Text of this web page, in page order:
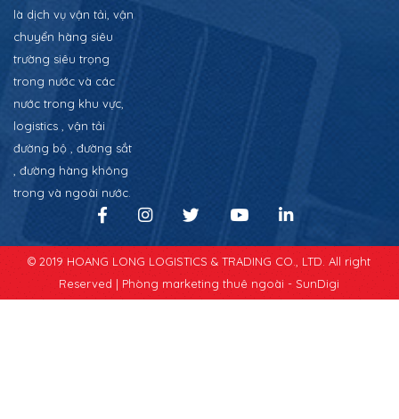
là dịch vụ vận tải, vận
chuyển hàng siêu
trường siêu trọng
trong nước và các
nước trong khu vực,
logistics , vận tải
đường bộ , đường sắt
, đường hàng không
trong và ngoài nước.
© 2019 HOANG LONG LOGISTICS & TRADING CO., LTD. All right
Reserved | Phòng marketing thuê ngoài - SunDigi